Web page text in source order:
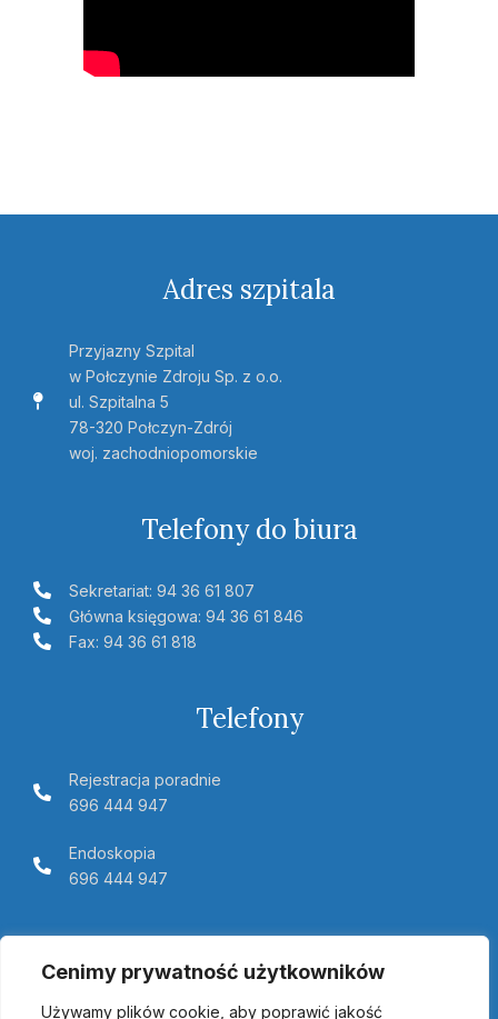
Cenimy prywatność użytkowników
Używamy plików cookie, aby poprawić jakość
Adres szpitala
Przyjazny Szpital
w Połczynie Zdroju Sp. z o.o.
ul. Szpitalna 5
78-320 Połczyn-Zdrój
woj. zachodniopomorskie
Telefony do biura
Sekretariat: 94 36 61 807
Główna księgowa: 94 36 61 846
Fax: 94 36 61 818
Telefony
Rejestracja poradnie
696 444 947
Endoskopia
696 444 947
Telemedycyna Pomerania